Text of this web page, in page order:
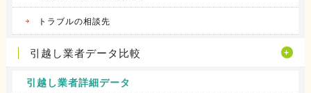
トラブルの相談先
引越し業者データ比較
引越し業者詳細データ